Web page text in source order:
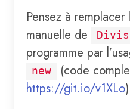
Pensez à remplacer
manuelle de
programme par
new
(code
https://git.io/v1XLo